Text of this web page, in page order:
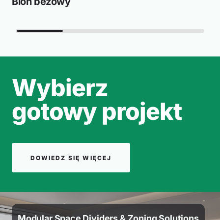
Wybierz
gotowy projekt
DOWIEDZ SIĘ WIĘCEJ